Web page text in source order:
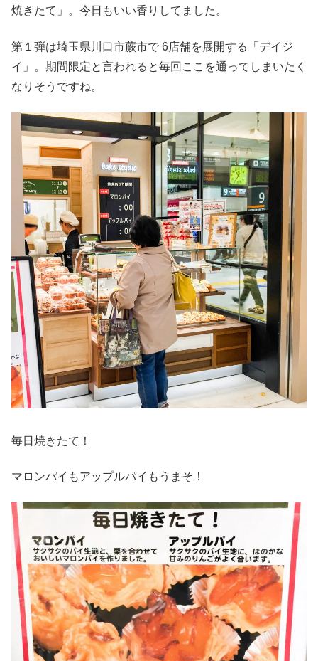
焼きたて」。今日もいい香りしてました。
第１弾は埼玉県川口市蕨市で 6店舗を展開する「デイジ
イ」。期間限定と言われると毎回ここを通ってしまいたく
なりそうですね。
毎日焼きたて！
マロンパイもアップルパイもうまそ！